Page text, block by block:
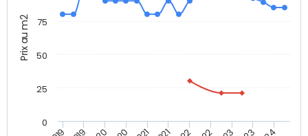
Prix au m2
0
25
50
75